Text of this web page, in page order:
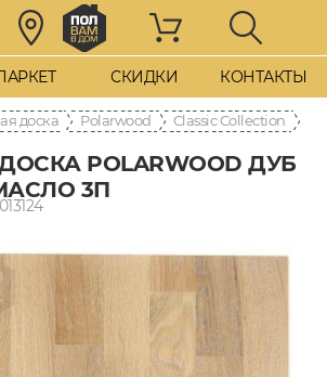
СКИДКИ КОНТАКТЫ
доска Polarwood Classic Collection
POLARWOOD ДУБ
3П